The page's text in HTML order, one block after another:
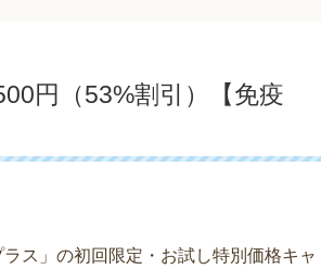
円（53%割引）【免疫
ス」の初回限定・お試し特別価格キャ